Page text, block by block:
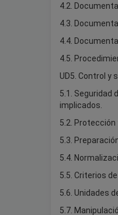
4.2.
4.3.
4.4.
4.5.
UD5. Control y
5.1. Seguridad
implicados.
5.2. Protección
5.3.
5.4.
5.5. Criterios
5.6. Unidades
5.7.